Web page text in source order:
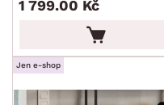
MATERIÁL
1 799.00 Kč
Jen e-shop